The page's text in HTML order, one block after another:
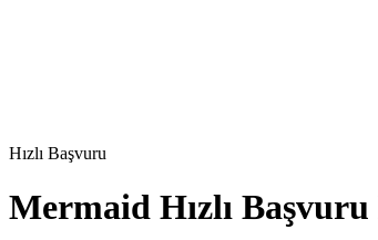
Hızlı Başvuru
Mermaid Hızlı